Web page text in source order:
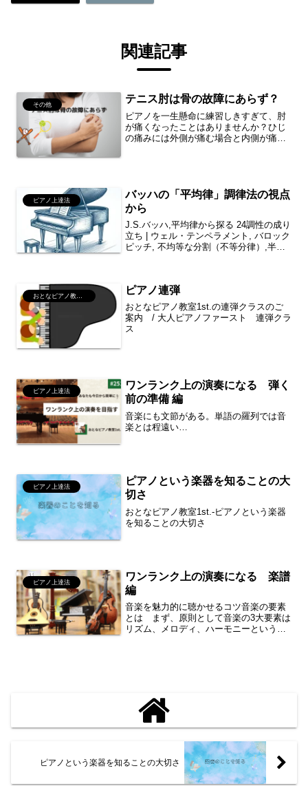
関連記事
その他 テニス肘は骨の故障にあらず？
ピアノを一生懸命に練習しきすぎて、肘
が痛くなったことはありませんか？ひじ
の痛みには外側が痛む場合と内側が痛む
ピアノ上達法
バッハの「平均律」調律法の視点
から
J.S.バッハ,平均律から探る 24調性の成り
立ち | ウェル・テンペラメント, バロック
ピッチ, 不均等な分割（不等分律）,半音
おとなピアノ教室1st.案内 ピアノ連弾
おとなピアノ教室1st.の連弾クラスのご
案内 / 大人ピアノファースト 連弾クラ
ス
ピアノ上達法
ワンランク上の演奏になる 弾く
前の準備 編
音楽にも文節がある。単語の羅列では音
楽とは程遠い…
ピアノ上達法
ピアノという楽器を知ることの大
切さ
おとなピアノ教室1st.-ピアノという楽器
を知ることの大切さ
ピアノ上達法
ワンランク上の演奏になる 楽譜
編
音楽を魅力的に聴かせるコツ音楽の要素
とは まず、原則として音楽の3大要素は
リズム、メロディ、ハーモニーというこ
ピアノという楽器を知ることの大切さ